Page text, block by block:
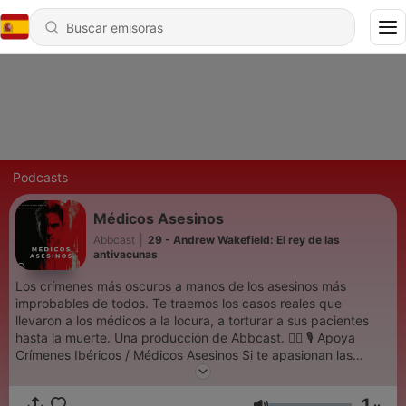
Podcasts
Médicos Asesinos
Abbcast
29 - Andrew Wakefield: El rey de las
antivacunas
Los crímenes más oscuros a manos de los asesinos más
improbables de todos. Te traemos los casos reales que
llevaron a los médicos a la locura, a torturar a sus pacientes
hasta la muerte. Una producción de Abbcast. 🙅‍♂ 🎙 Apoya
Crímenes Ibéricos / Médicos Asesinos Si te apasionan las
historias reales, en Audible encontrarás una enorme selección